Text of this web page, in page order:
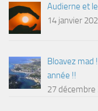
Audierne et
14 janvier
Bloavez mad
année !!
27 décembre